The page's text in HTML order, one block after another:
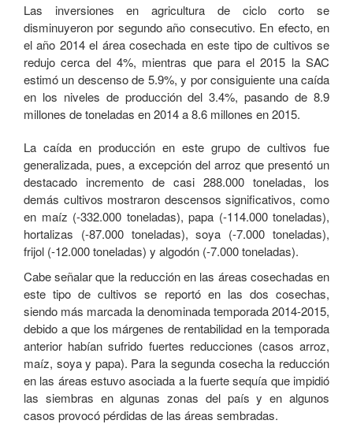
Las inversiones en agricultura de ciclo corto se
disminuyeron por segundo año consecutivo. En efecto, en
el año 2014 el área cosechada en este tipo de cultivos se
redujo cerca del 4%, mientras que para el 2015 la SAC
estimó un descenso de 5.9%, y por consiguiente una caída
en los niveles de producción del 3.4%, pasando de 8.9
millones de toneladas en 2014 a 8.6 millones en 2015.
La caída en producción en este grupo de cultivos fue
generalizada, pues, a excepción del arroz que presentó un
destacado incremento de casi 288.000 toneladas, los
demás cultivos mostraron descensos significativos, como
en maíz (-332.000 toneladas), papa (-114.000 toneladas),
hortalizas (-87.000 toneladas), soya (-7.000 toneladas),
frijol (-12.000 toneladas) y algodón (-7.000 toneladas).
Cabe señalar que la reducción en las áreas cosechadas en
este tipo de cultivos se reportó en las dos cosechas,
siendo más marcada la denominada temporada 2014-2015,
debido a que los márgenes de rentabilidad en la temporada
anterior habían sufrido fuertes reducciones (casos arroz,
maíz, soya y papa). Para la segunda cosecha la reducción
en las áreas estuvo asociada a la fuerte sequía que impidió
las siembras en algunas zonas del país y en algunos
casos provocó pérdidas de las áreas sembradas.